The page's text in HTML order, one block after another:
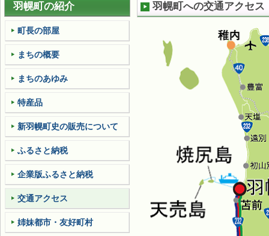
ば
す
羽幌町への交通アクセス
羽幌町の紹介
町長の部屋
まちの概要
まちのあゆみ
特産品
新羽幌町史の販売について
ふるさと納税
企業版ふるさと納税
交通アクセス
姉妹都市・友好町村